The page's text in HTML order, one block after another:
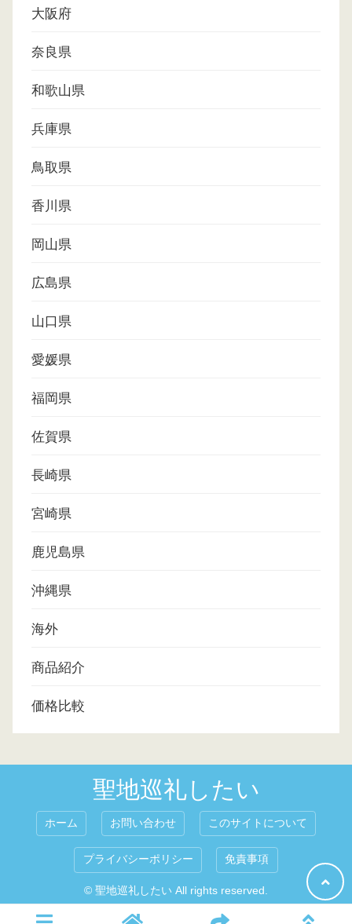
大阪府
奈良県
和歌山県
兵庫県
鳥取県
香川県
岡山県
広島県
山口県
愛媛県
福岡県
佐賀県
長崎県
宮崎県
鹿児島県
沖縄県
海外
商品紹介
価格比較
聖地巡礼したい
ホーム お問い合わせ このサイトについて
プライバシーポリシー 免責事項
© 聖地巡礼したい All rights reserved.